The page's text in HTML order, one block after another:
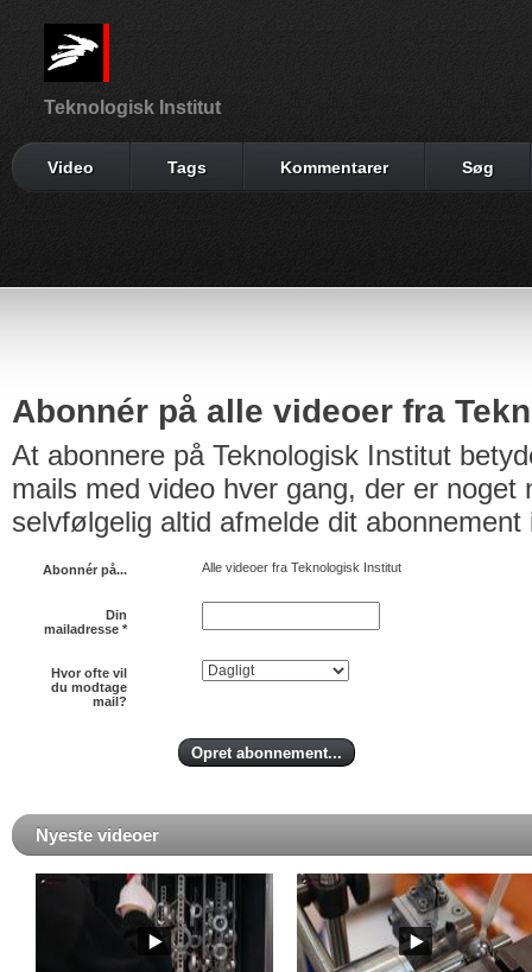
Teknologisk Institut
Video Tags Kommentarer Søg
Abonnér på alle videoer fra
At abonnere på Teknologisk Institut
mails med video hver gang, der er noget
selvfølgelig altid afmelde dit abonnement
Abonnér på... Alle videoer fra Teknologisk Institut
Din
mailadresse *
Hvor ofte vil
du modtage
mail?
Nyeste videoer